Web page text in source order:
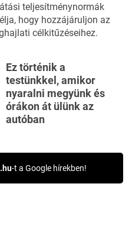
teljesítménynormák
hogy hozzájáruljon az
célkitűzéseihez.
Ez történik a
testünkkel, amikor
nyaralni megyünk és
órákon át ülünk az
autóban
-t a Google hírekben!